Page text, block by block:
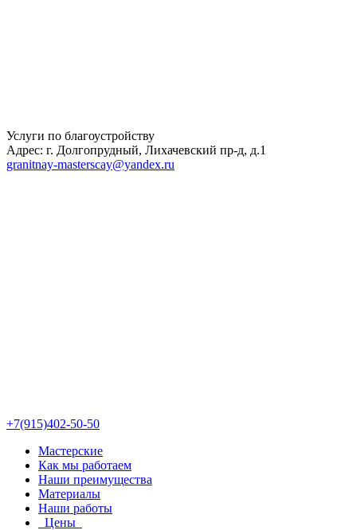
Услуги по благоустройству
Адрес: г. Долгопрудный, Лихачевский пр-д, д.1
granitnay-masterscay@yandex.ru
+7(915)402-50-50
Мастерские
Как мы работаем
Наши преимущества
Материалы
Наши работы
Цены